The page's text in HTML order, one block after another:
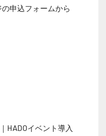
申込フォームから
HADOイベント導入